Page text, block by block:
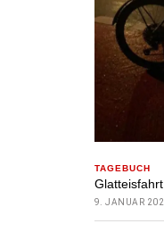
TAGEBUCH
9. JANUAR